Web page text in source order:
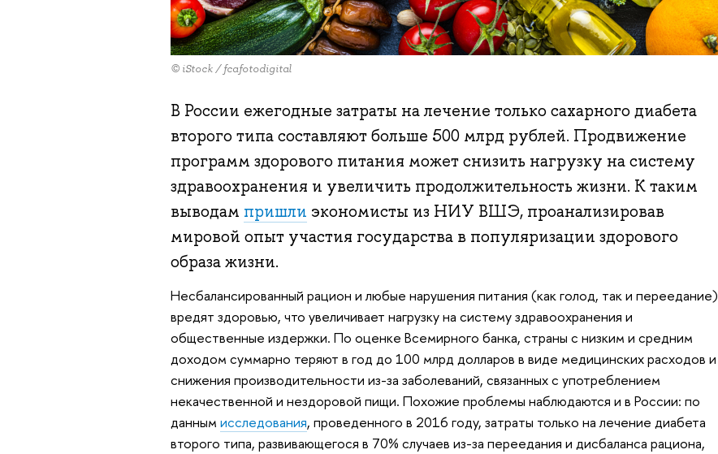
© iStock / fcafotodigital
В России ежегодные затраты на лечение только сахарного диабета
второго типа составляют больше 500 млрд рублей. Продвижение
программ здорового питания может снизить нагрузку на систему
здравоохранения и увеличить продолжительность жизни. К таким
выводам пришли экономисты из НИУ ВШЭ, проанализировав
мировой опыт участия государства в популяризации здорового
образа жизни.
Несбалансированный рацион и любые нарушения питания (как голод, так и переедание)
вредят здоровью, что увеличивает нагрузку на систему здравоохранения и
общественные издержки. По оценке Всемирного банка, страны с низким и средним
доходом суммарно теряют в год до 100 млрд долларов в виде медицинских расходов и
снижения производительности из-за заболеваний, связанных с употреблением
некачественной и нездоровой пищи. Похожие проблемы наблюдаются и в России: по
данным исследования, проведенного в 2016 году, затраты только на лечение диабета
второго типа, развивающегося в 70% случаев из-за переедания и дисбаланса рациона,